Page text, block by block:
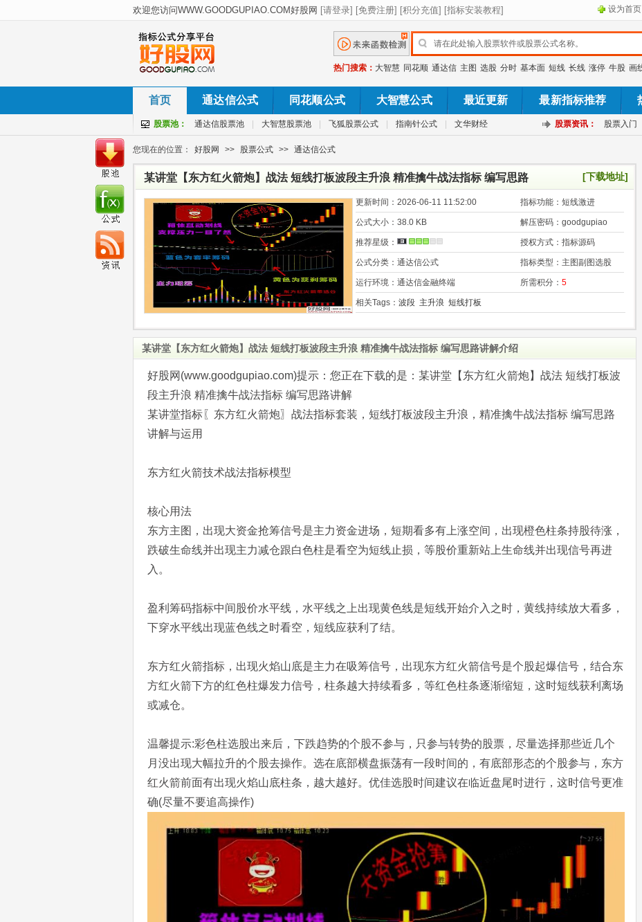
设为首页
热门搜索： 大智慧 同花顺 通达信 主图 选股 分时 基本面 短线 长线 涨停 牛股 画
首页 通达信公式 同花顺公式 大智慧公式 最近更新 最新指标推荐
股票池： 通达信股票池 大智慧股票池 飞狐股票公式 指南针公式 文华财经 股票资讯： 股票入门
您现在的位置： 好股网 >> 股票公式 >> 通达信公式
某讲堂【东方红火箭炮】战法 短线打板波段主升浪 精准擒牛战法指标 编写思路
讲解
[下载地址]
更新时间： 2026-06-11 11:52:00 指标功能： 短线激进
公式大小： 38.0 KB 解压密码： goodgupiao
推荐星级： 授权方式： 指标源码
公式分类： 通达信公式 指标类型： 主图副图选股
运行环境： 通达信金融终端 所需积分： 5
相关Tags： 波段 主升浪 短线打板
某讲堂【东方红火箭炮】战法 短线打板波段主升浪 精准擒牛战法指标 编写思路讲解介绍
好股网(www.goodgupiao.com)提示：您正在下载的是：某讲堂【东方红火箭炮】战法 短线打板波
段主升浪 精准擒牛战法指标 编写思路讲解
某讲堂指标〖东方红火箭炮〗战法指标套装，短线打板波段主升浪，精准擒牛战法指标 编写思路
讲解与运用
东方红火箭技术战法指标模型
核心用法
东方主图，出现大资金抢筹信号是主力资金进场，短期看多有上涨空间，出现橙色柱条持股待涨，
跌破生命线并出现主力减仓跟白色柱是看空为短线止损，等股价重新站上生命线并出现信号再进
入。
盈利筹码指标中间股价水平线，水平线之上出现黄色线是短线开始介入之时，黄线持续放大看多，
下穿水平线出现蓝色线之时看空，短线应获利了结。
东方红火箭指标，出现火焰山底是主力在吸筹信号，出现东方红火箭信号是个股起爆信号，结合东
方红火箭下方的红色柱爆发力信号，柱条越大持续看多，等红色柱条逐渐缩短，这时短线获利离场
或减仓。
温馨提示:彩色柱选股出来后，下跌趋势的个股不参与，只参与转势的股票，尽量选择那些近几个
月没出现大幅拉升的个股去操作。选在底部横盘振荡有一段时间的，有底部形态的个股参与，东方
红火箭前面有出现火焰山底柱条，越大越好。优佳选股时间建议在临近盘尾时进行，这时信号更准
确(尽量不要追高操作)